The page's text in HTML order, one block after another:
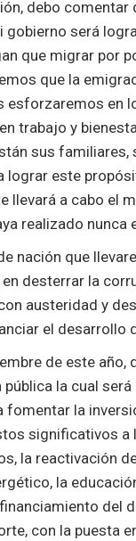
debo comentar
gobierno será
que migrar por
que la
esforzaremos en
trabajo y
sus familiares,
lograr este
llevará a cabo el
realizado nunca
nación que
desterrar la
austeridad y
el desarrollo
de este año,
pública la cual
fomentar la
significativos a
la reactivación
la
del
con la puesta